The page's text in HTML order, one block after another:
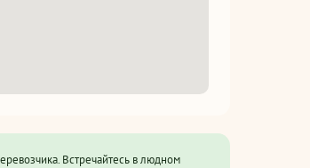
Встречайтесь в людном